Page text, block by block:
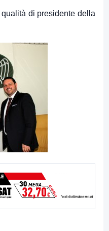
di presidente della